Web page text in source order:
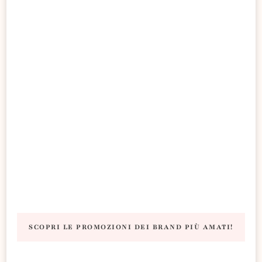
SCOPRI LE PROMOZIONI DEI BRAND PIÙ AMATI!